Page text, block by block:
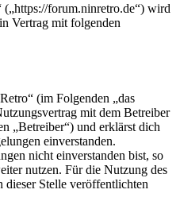
forum.ninretro.de“) wird
Vertrag mit folgenden
(im Folgenden „das
mit dem Betreiber
„Betreiber“) und erklärst dich
einverstanden.
nicht einverstanden bist, so
nutzen. Für die Nutzung des
dieser Stelle veröffentlichten